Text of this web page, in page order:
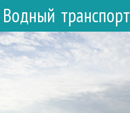
Водный транспорт